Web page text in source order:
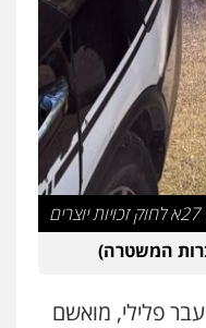
המשטרה)
עבר פלילי, מואשם